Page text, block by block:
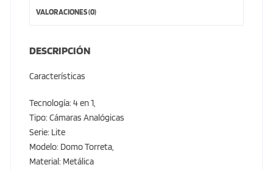
VALORACIONES (0)
DESCRIPCIÓN
Características
Tecnología: 4 en 1,
Tipo: Cámaras Analógicas
Serie: Lite
Modelo: Domo Torreta,
Material: Metálica